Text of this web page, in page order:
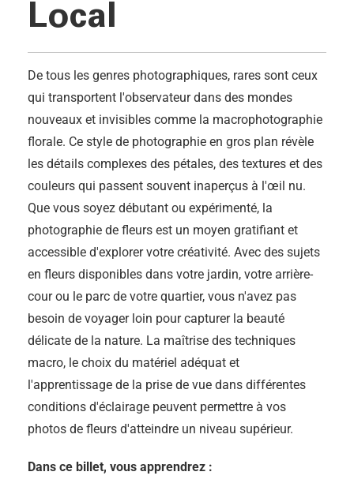
Local
De tous les genres photographiques, rares sont ceux
qui transportent l'observateur dans des mondes
nouveaux et invisibles comme la macrophotographie
florale. Ce style de photographie en gros plan révèle
les détails complexes des pétales, des textures et des
couleurs qui passent souvent inaperçus à l'œil nu.
Que vous soyez débutant ou expérimenté, la
photographie de fleurs est un moyen gratifiant et
accessible d'explorer votre créativité. Avec des sujets
en fleurs disponibles dans votre jardin, votre arrière-
cour ou le parc de votre quartier, vous n'avez pas
besoin de voyager loin pour capturer la beauté
délicate de la nature. La maîtrise des techniques
macro, le choix du matériel adéquat et
l'apprentissage de la prise de vue dans différentes
conditions d'éclairage peuvent permettre à vos
photos de fleurs d'atteindre un niveau supérieur.
Dans ce billet, vous apprendrez :